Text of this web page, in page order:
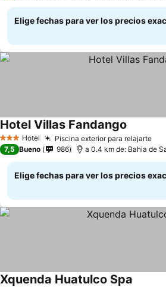
Elige fechas para ver los precios
3 Estrellas
Hotel Piscina exterior para relajarte
Hotel Villas Fandango
7,5 Bueno 986 a 0.4 km de: Bahia de
Elige fechas para ver los precios
Xquenda Huatulco Spa